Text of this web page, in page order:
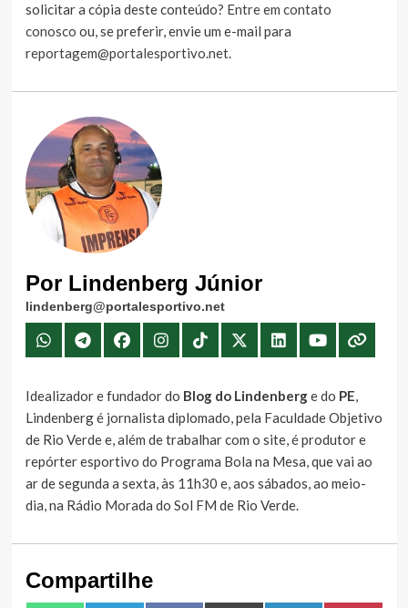
solicitar a cópia deste conteúdo? Entre em contato
conosco ou, se preferir, envie um e-mail para
reportagem@portalesportivo.net.
Por Lindenberg Júnior
lindenberg@portalesportivo.net
Idealizador e fundador do Blog do Lindenberge do PE,
Lindenberg é jornalista diplomado, pela Faculdade Objetivo
de Rio Verde e, além de trabalhar com o site, é produtor e
repórter esportivo do Programa Bola na Mesa, que vai ao
ar de segunda a sexta, às 11h30 e, aos sábados, ao meio-
dia, na Rádio Morada do Sol FM de Rio Verde.
Compartilhe